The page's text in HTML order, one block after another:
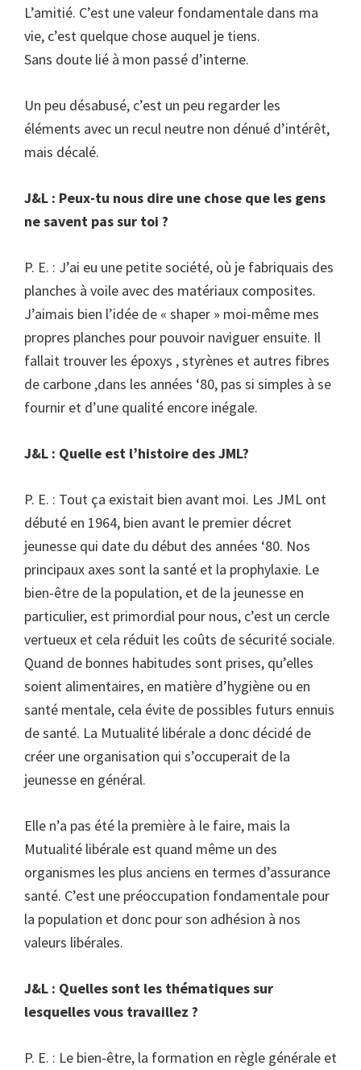
L’amitié. C’est une valeur fondamentale dans ma
vie, c’est quelque chose auquel je tiens.
Sans doute lié à mon passé d’interne.
Un peu désabusé, c’est un peu regarder les
éléments avec un recul neutre non dénué d’intérêt,
mais décalé.
J&L : Peux-tu nous dire une chose que les gens
ne savent pas sur toi ?
P. E. : J’ai eu une petite société, où je fabriquais des
planches à voile avec des matériaux composites.
J’aimais bien l’idée de « shaper » moi-même mes
propres planches pour pouvoir naviguer ensuite. Il
fallait trouver les époxys , styrènes et autres fibres
de carbone ,dans les années ‘80, pas si simples à se
fournir et d’une qualité encore inégale.
J&L : Quelle est l’histoire des JML?
P. E. : Tout ça existait bien avant moi. Les JML ont
débuté en 1964, bien avant le premier décret
jeunesse qui date du début des années ‘80. Nos
principaux axes sont la santé et la prophylaxie. Le
bien-être de la population, et de la jeunesse en
particulier, est primordial pour nous, c’est un cercle
vertueux et cela réduit les coûts de sécurité sociale.
Quand de bonnes habitudes sont prises, qu’elles
soient alimentaires, en matière d’hygiène ou en
santé mentale, cela évite de possibles futurs ennuis
de santé. La Mutualité libérale a donc décidé de
créer une organisation qui s’occuperait de la
jeunesse en général.
Elle n’a pas été la première à le faire, mais la
Mutualité libérale est quand même un des
organismes les plus anciens en termes d’assurance
santé. C’est une préoccupation fondamentale pour
la population et donc pour son adhésion à nos
valeurs libérales.
J&L : Quelles sont les thématiques sur
lesquelles vous travaillez ?
P. E. : Le bien-être, la formation en règle générale et